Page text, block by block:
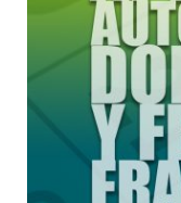
de
enero
de
2021